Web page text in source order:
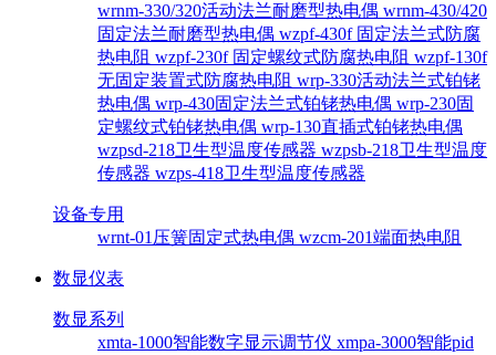
wrnm-330/320活动法兰耐磨型热电偶 wrnm-430/420
固定法兰耐磨型热电偶 wzpf-430f 固定法兰式防腐
热电阻 wzpf-230f 固定螺纹式防腐热电阻 wzpf-130f
无固定装置式防腐热电阻 wrp-330活动法兰式铂铑
热电偶 wrp-430固定法兰式铂铑热电偶 wrp-230固
定螺纹式铂铑热电偶 wrp-130直插式铂铑热电偶
wzpsd-218卫生型温度传感器 wzpsb-218卫生型温度
传感器 wzps-418卫生型温度传感器
设备专用
wrnt-01压簧固定式热电偶 wzcm-201端面热电阻
数显仪表
数显系列
xmta-1000智能数字显示调节仪 xmpa-3000智能pid